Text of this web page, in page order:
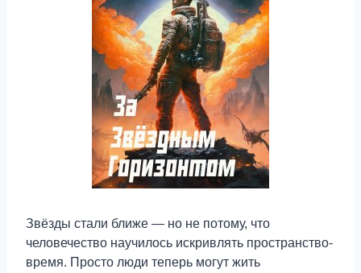
Звёзды стали ближе — но не потому, что
человечество научилось искривлять пространство-
время. Просто люди теперь могут жить